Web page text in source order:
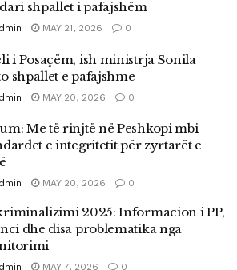
shpallet i pafajshëm
MAY 21, 2026 0
i Posaçëm, ish ministrja Sonila
shpallet e pafajshme
MAY 20, 2026 0
Me të rinjtë në Peshkopi mbi
e integritetit për zyrtarët e
MAY 20, 2026 0
2025: Informacion i PP,
dhe disa problematika nga
MAY 7, 2026 0